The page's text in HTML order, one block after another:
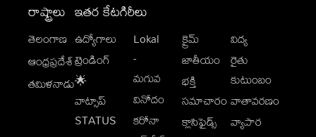
రాష్ట్రాలు
తెలంగాణ
ఆంధ్రప్రదేశ్
తమిళనాడు
ఇతర కేటగిరీలు
ఉద్యోగాలు
ట్రెండింగ్
🌟
వాట్సాప్
STATUS
Lokal
-
మగువ
వినోదం
కరోనా
క్రైమ్
జాతీయం
భక్తి
సమాచారం
క్లాసిఫైడ్స్
విద్య
రైతు
కుటుంబం
వాతావరణం
వ్యాపార